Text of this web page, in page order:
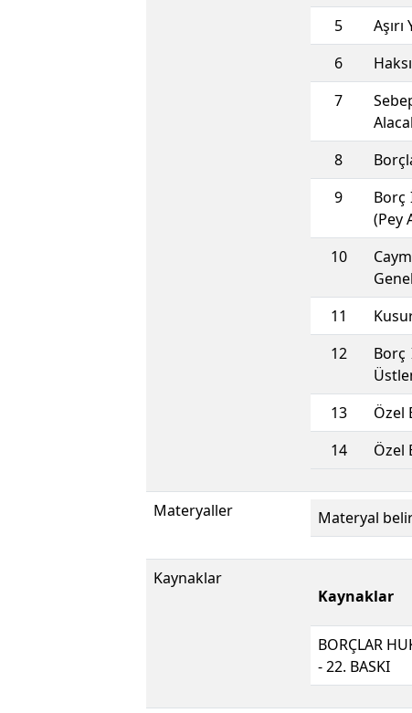
5
6
7
8
9
Borç
(Pey
10
11
12
Borç
13
Özel
14
Özel
Materyaller Materyal
Kaynaklar
Kaynaklar
BORÇLAR
- 22. BASKI